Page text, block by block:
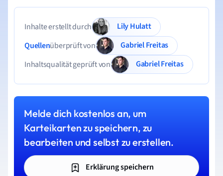
Inhalte erstellt durch
Lily Hulatt
Quellenüberprüft von
Gabriel Freitas
Inhaltsqualität geprüft von
Gabriel Freitas
Melde dich kostenlos an, um
Karteikarten zu speichern, zu
bearbeiten und selbst zu erstellen.
Erklärung speichern